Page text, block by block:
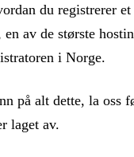
du registrerer
en av de største
i Norge.
på alt dette, la oss
laget av.